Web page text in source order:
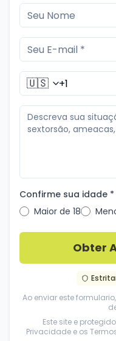
🇺🇸
Confirme sua idade *
Maior de 18
Obter
Ao enviar este
Este site e
Privacidade e os